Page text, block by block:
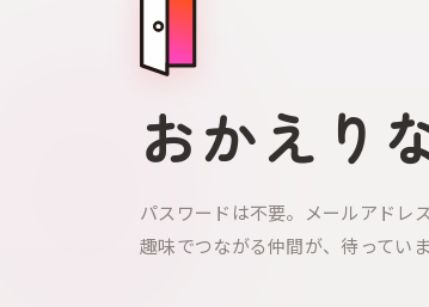
おかえり
パスワードは不要。メールアドレ
趣味でつながる仲間が、待っていま